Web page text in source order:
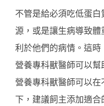
不管是給必須吃低蛋
源，或是讓生病導致
利於他們的病情。這
營養專科獸醫師可以幫
營養專科獸醫師可以
下，建議飼主添加適